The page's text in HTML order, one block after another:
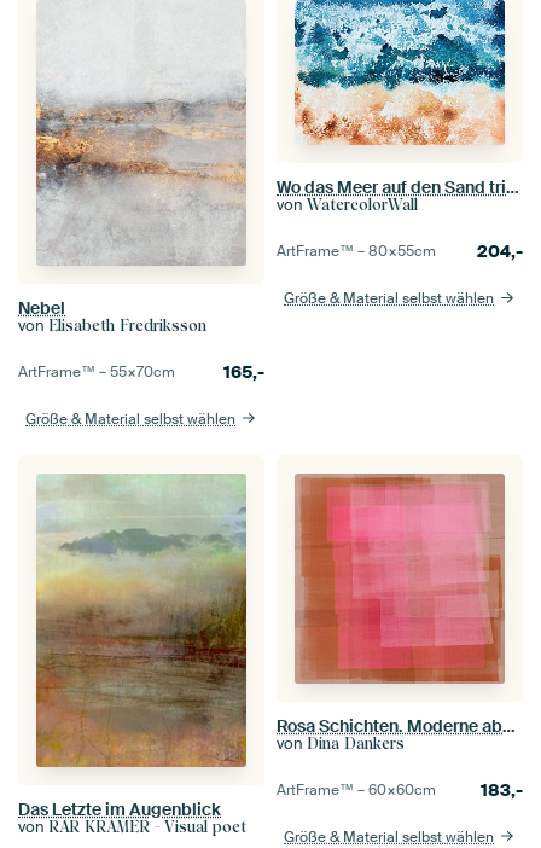
Nebel
von Elisabeth Fredriksson
ArtFrame™ –55×70cm 165,-
Größe & Material selbst wählen
Wo das Meer auf den Sand trifft | Aquarellmalerei
von WatercolorWall
ArtFrame™ –80×55cm 204,-
Größe & Material selbst wählen
Das Letzte im Augenblick
von RAR KRAMER - Visual poet
Rosa Schichten. Moderne abstrakte Kunst in Terra und Neonpink.
von Dina Dankers
ArtFrame™ –60×60cm 183,-
Größe & Material selbst wählen